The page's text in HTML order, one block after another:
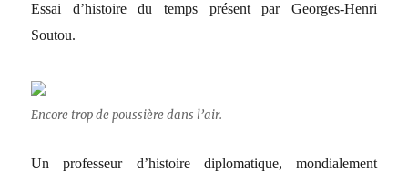
Essai d’histoire du temps présent par Georges-Henri
Soutou.
Encore trop de poussière dans l’air.
Un professeur d’histoire diplomatique, mondialement